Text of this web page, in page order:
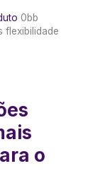
flexibilidade
o